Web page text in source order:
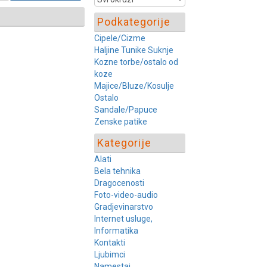
Podkategorije
Cipele/Cizme
Haljine Tunike Suknje
Kozne torbe/ostalo od
koze
Majice/Bluze/Kosulje
Ostalo
Sandale/Papuce
Zenske patike
Kategorije
Alati
Bela tehnika
Dragocenosti
Foto-video-audio
Gradjevinarstvo
Internet usluge,
Informatika
Kontakti
Ljubimci